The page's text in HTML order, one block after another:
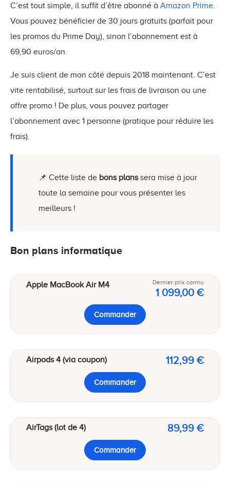
C’est tout simple, il suffit d’être abonné à Amazon Prime
Vous pouvez bénéficier de 30 jours gratuits (parfait pour
les promos du Prime Day), sinon l’abonnement est à
69,90 euros/an.
Je suis client de mon côté depuis 2018 maintenant. C’est
vite rentabilisé, surtout sur les frais de livraison ou une
offre promo ! De plus, vous pouvez partager
l’abonnement avec 1 personne (pratique pour réduire les
frais).
📌 Cette liste de bons planssera mise à jour
toute la semaine pour vous présenter les
meilleurs !
Bon plans informatique
Apple MacBook Air M4 Dernier prix connu
1 099,00 €
Commander
Airpods 4 (via coupon) 112,99 €
Commander
AirTags (lot de 4) 89,99 €
Commander